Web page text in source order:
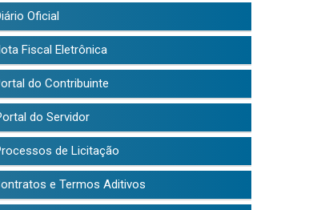
Oficial
Fiscal Eletrônica
do Contribuinte
do Servidor
de Licitação
e Termos Aditivos